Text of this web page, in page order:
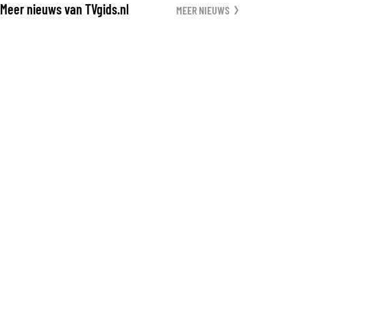
Meer nieuws van TVgids.nl MEER NIEUWS